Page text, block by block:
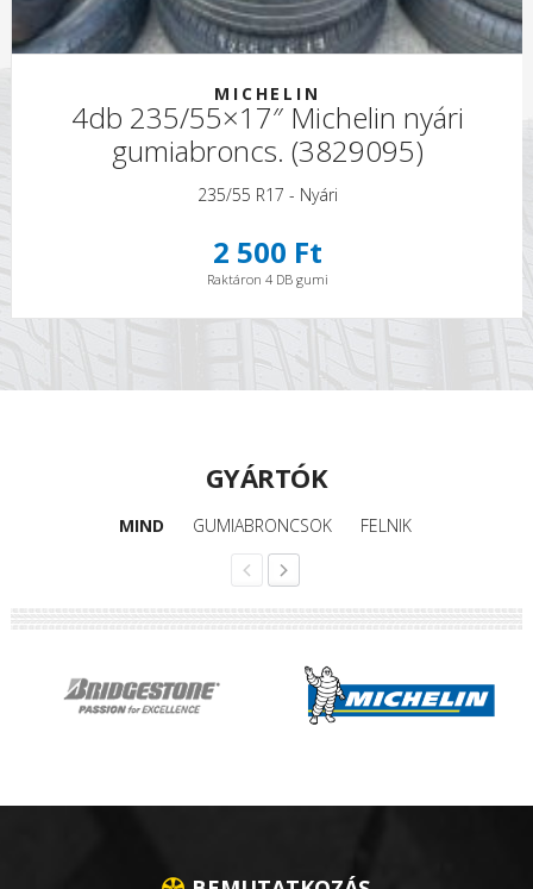
MICHELIN
4db 235/55×17″ Michelin nyári
gumiabroncs. (3829095)
235/55 R17 - Nyári
2 500 Ft
Raktáron 4 DB gumi
GYÁRTÓK
MIND GUMIABRONCSOK FELNIK